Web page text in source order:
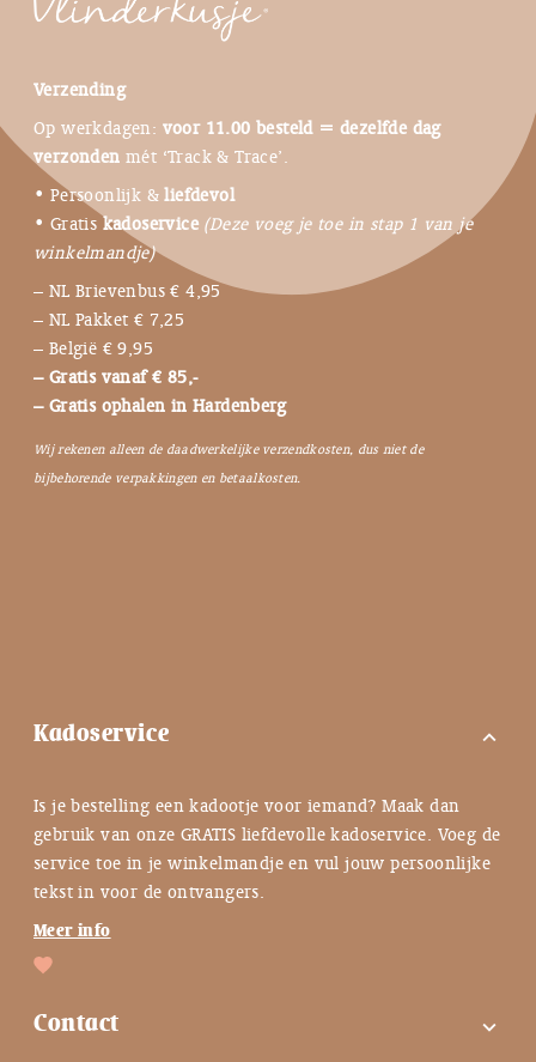
Verzending
Op werkdagen: voor 11.00 besteld = dezelfde dag
verzonden mét ‘Track & Trace’.
• Persoonlijk &liefdevol
• Gratis kadoservice (Deze voeg je toe in stap 1 van je
winkelmandje)
– NL Brievenbus € 4,95
– NL Pakket € 7,25
– België € 9,95
– Gratis vanaf € 85,-
– Gratis ophalen in Hardenberg
Wij rekenen alleen de daadwerkelijke verzendkosten, dus niet de
bijbehorende verpakkingen en betaalkosten.
Kadoservice expand_more
Is je bestelling een kadootje voor iemand? Maak dan
gebruik van onze GRATIS liefdevolle kadoservice. Voeg de
service toe in je winkelmandje en vul jouw persoonlijke
tekst in voor de ontvangers.
Meer info
Contact expand_more